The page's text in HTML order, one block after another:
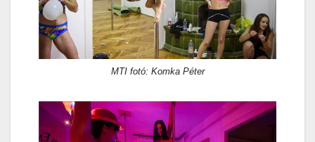
MTI fotó: Komka Péter